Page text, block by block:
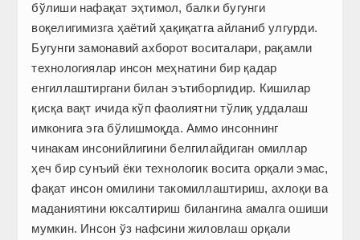
бўлиши нафақат эҳтимол, балки бугунги
воқелигимизга ҳаётий ҳақиқатга айланиб улгурди.
Бугунги замонавий ахборот воситалари, рақамли
технологиялар инсон меҳнатини бир қадар
енгиллаштиргани билан эътиборлидир. Кишилар
қисқа вақт ичида кўп фаолиятни тўлиқ уддалаш
имконига эга бўлишмоқда. Аммо инсоннинг
чинакам инсонийлигини белгилайдиган омиллар
ҳеч бир сунъий ёки технологик восита орқали эмас,
фақат инсон омилини такомиллаштириш, ахлоқи ва
маданиятини юксалтириш билангина амалга ошиши
мумкин. Инсон ўз нафсини жиловлаш орқали